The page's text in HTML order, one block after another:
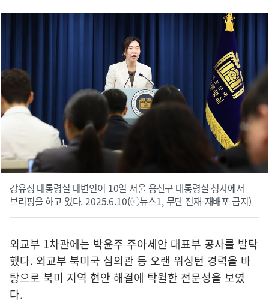
강유정 대통령실 대변인이 10일 서울 용산구 대통령실 청사에서
브리핑을 하고 있다. 2025.6.10(ⓒ뉴스1, 무단 전재-재배포 금지)
외교부 1차관에는 박윤주 주아세안 대표부 공사를 발탁
했다. 외교부 북미국 심의관 등 오랜 워싱턴 경력을 바
탕으로 북미 지역 현안 해결에 탁월한 전문성을 보였
다.